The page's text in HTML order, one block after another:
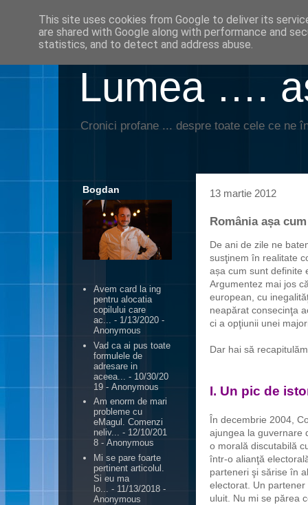
Lumea ….
Cronici profane ... despre toate cele ce ne
13 martie 2012
România așa
De ani de zile ne
susţinem în realitate
așa cum sunt definite
Argumentez mai jos
european, cu
neapărat consecinţa
ci a opţiunii unei
Dar hai să
I. Un pic de
În decembrie 2004,
ajungea la guvernare
o morală discutabilă
într-o alianţă
parteneri şi sărise în
electorat. Un
uluit. Nu mi se părea
Bogdan
Avem card la ing
pentru alocatia
copilului care
ac... - 1/13/2020 -
Anonymous
Vad ca ai pus toate
formulele de
adresare in
aceea...
- 10/30/20
19 - Anonymous
Am enorm de mari
probleme cu
eMagul. Comenzi
neliv... - 12/10/201
8 - Anonymous
Mi se pare foarte
pertinent articolul.
Si eu ma
lo...
- 11/13/2018 -
Anonymous
This site uses cookies from Google to deliver its
are shared with Google along with performance and
statistics, and to detect and address abuse.